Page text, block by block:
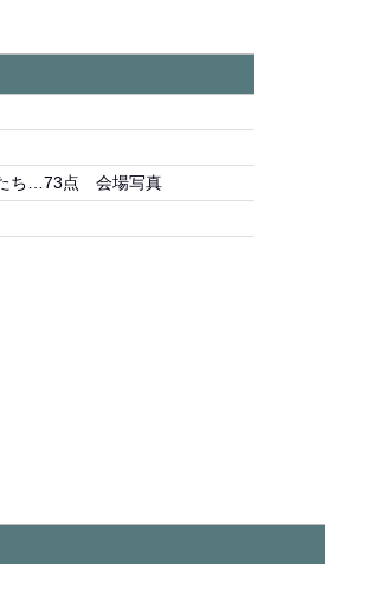
たち…73点 会場写真